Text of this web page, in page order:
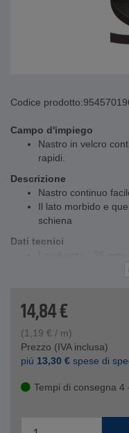
Codice prodotto:
Campo d'impiego
Nastro in velcro
rapidi.
Descrizione
Nastro continuo
Il lato morbido e
schiena
Dati tecnici
14,84€
(1,19 € / m)
Prezzo (IVA inclusa)
piú 13,30 € spese di
Tempi di consegna 4